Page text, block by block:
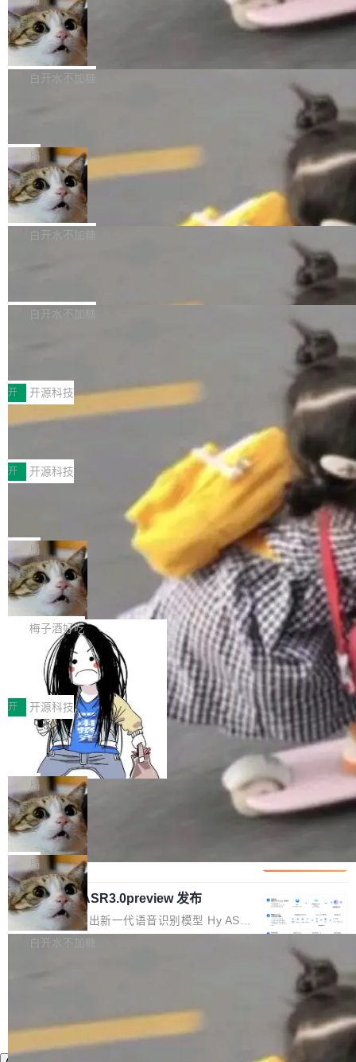
l 迁移或唤醒时，新宿主从 S3 恢复 SQLite 数据
库继续执行。存储库是持久化的唯一真相...
te 17 Pro、OPPO K15，要么是vivo X300 E这
样的次旗舰。 Galaxy Z Fold8 Ultra / Z Fold8 /
Z Flip8三款折叠屏新机均在7月22日发布，且全
部搭载骁龙8 Elite Gen5 for Galaxy，它们本该
本控制系统。目前处于 Early Access 阶段。 De
ltaDB 的核心思路直接写在 landing page 最显
眼的位置：「Software is made between com
mits」——软件是在 commit 之间写出来的。git
是把这段空隙补上。 回退到任何一次编辑：Delt
aDB 捕获 commit 之间的每一次操作，...
SpaceXAI 单季资本开支达 183 亿美元
根据风险投资人Tomer Tunguz 博客（VC 分
析）披露的最新分析与第二季度业绩报告，Spac
微软同期总资本开支的四成。 与亚马逊、Alpha
bet、微软以及 Meta 等传统科技巨头相比，Spa
ceXAI的资金消耗速度尤为引人瞩目。然而，支
撑庞大支出的资金来源却呈现出截然不同的面
貌。数据显示，微软和 Meta 主要依托充沛的经
白开水不加糖
一个在终端里运行的编程 agent；Muse Spark
1.2，驱动这个 agent 的新模型。一句话概括：
你可以用 curl -fsSL https://dev.meta.ai/install.
sh | bash 安装一个能在大项目里自动规划、写
代码、验证结果的 AI 终端工具。 据介绍，Muse
个主 agent 循环，外加一组后台 agent。这些后
局
美团开源 LoHoSearch，用知识图谱校
准 AI 能力认知
机器出题的前提，是让机器拥有全局视野。整个
构建流程可以分为四个环节：建图 → 控制难度
白开水不加糖
库，并将作为transport接入Mooncake TENT。
MPComm将作为一种传输引擎接入Mooncake T
ENT，实现零拷贝传输性能提升30%、非零拷贝
传输性能最高提升5倍。UCL-MPComm底层基
于自研UCL-Engine通信引擎，后续腾讯网平将
持续开源更多基于UCL-Engine的高性能通信组
件。 腾讯网平团队在UCL-MPComm中实现了一
个独立于业务线程的全局通信引擎（Engine），
白开水不加糖
型案例入选名单》，深信服“面向企业研发场景的
开源 AI 编程平台 CoStrict 应用”凭借卓越的技术
创新与落地成效成功入选。 全链路私有化部署，
助力企业AI研发安全落地 当前，越来越多企业已
经开始引入 AI Coding 工具，通过调用公有云模
型或企业内部部署模型提升研发效率。但随着 AI
Coding 从个人辅助工具逐步走向团队级、组织
级应用，企业在规模化落地过程中，对安全性、
可控性和代码质量提出了更高要求。 首先是数据
安全与合规要求。对于大多数普通研发场景，公
有云模型能够满足快速试用和效率提升的需求。
但对于金融、能源、医疗等对数据安全要求较...
开 开源科技
深信服AI算力网关入选工信部人工智能
前不久，工业和信息化部正式发布《2025年人工
智能应用典型案例名单》，集中展示人工智能在
各领域的应用成果，覆盖技术底座、行业赋能、
产品应用、支撑保障、专题等五大方向。深信服
AI算力网关（AI创新平台）成功入选！ 随着各行
各业的Agent走向规模化建设，算力构成形态逐
渐丰富，用户关注的重点也在发生变化：不只是
让AI用起来，还要进一步看清混合算力时代下，
Token花在哪里、算力是否被充分利用，以及持
续增长的AI成本该如何优化。 深信服AI算力网关
正是围绕这些实际问题，从Token治理和成本治
理两个方面，让用户的每一份算力都看得清、管
得住、用得稳、省得下、更安全！ 一、从现在开
始，Token使用一目...
开 开源科技
Jeff Dean 离开 Google：一个时代的结
束，一个实验室的开始
Google 员工编号 20。MapReduce 作者之一。
Bigtable 作者之一。TensorFlow 的作者之一。
Gemini 的架构师。Google 首席科学家。 Jeff D
ean 在 Google 工作了 27 年后，宣布离职。 他
不是一个人走。一同离开的还有 Sanjay Ghema
wat（Google 员工编号 23，Jeff Dean 二十多
年的编程搭档，MapReduce 和 Bigtable 的共同
作者）、Quoc Le（Google 大脑核心成员，Se
q2Seq 和 DocAI 的共同发明人）以及 Oriol Vin
yals（Gemini 联合负责人，AlphaSta...
局
🔥 SolonCode v2026.8.4 发布：界面
字体可调、22 种语言、记忆搜索增强
打开终端就能上岗的全中文编码智能体，这一轮
把「看得清、用母语、记得住」三件事一次补
齐。 SolonCode 是什么 SolonCode 是杭州无
耳科技研发的企业级终端编码智能体——一位全
中文驱动的数字员工，自主理解需求、规划步
骤、编写代码。不挑模型、不挑平台，curl 一行
装完即用。 开源地址：Gitee · GitCode · GitHu
b 安装 支持 Java 8+（8~26）、macOS / Linu
x / Windows / Harmony PC。 # macOS / Linu
x / Harmony PC curl -fsSL https://solon.noea
r.org/solon...
梅子酒好吃
让“代码语义理解”深度释放AI Coding
价值潜能：华为云码道（CodeArts）
代码仓技术解析
一、代码仓深度理解技术的作用与价值 在软件工
程实践中，代码仓是企业核心知识资产的主要载
体。企业级代码仓库通常包含数十万乃至数百万
个文件，其规模远超单次模型调用可承载的上下
文窗口。随着项目规模的持续扩张与代码历史的
不断累积，代码仓中的模块关系、接口契约、业
务逻辑等关键信息往往分散于数十乃至数百个文
件之中，形成高度复杂的知识关联网络。传统的
代码检索手段（如关键词匹配、目录遍历）仅能
在语法层面完成文本定位，难以触及代码的语义
内涵与结构关联，导致开发者使用代码智能体在
理解大规模代码仓时面临显著"代码仓理解"瓶
颈。 代码仓深度理解服务（以下简称" CodeBas
e深度理解服务"）是华为云码道（CodeA...
开 开源科技
一条“删库”命令跑 17 小时，算法工程
师删光 89TB 数据只为干私活
最高人民检察院8月4日公布了一起案件：北京一
名90后算法工程师王某，为了给自己接的私活腾
服务器空间，删光了公司AI游戏部门的全部核心
数据。 王某2024年1月入职东城区某科技公司AI
短剧部门，有互联网大厂背景。在公司内部架构
调整期间，部门三次通知全员将数据从A集群迁
移到B集群，王某都回复了"收到"。 他没有迁移
数据。2024年9月3日下午4点，他使用此前登录
的账号密码进入A集群，输入了一条被程序员圈
称为"删库跑路"的命令——最高管理员权限、无
局
Cloudflare 分享推理优化实践：KV ca
che 量化 + 权重压缩，吞吐量提升 4
1%，成本降 30%
Kimi 和 GLM 是当前最强的大模型系列之一，但
它们有一个共同的问题：太吃显存了。月之暗面
的 Kimi K 系列和智谱的 GLM 都是长上下文、M
oE 架构的大模型，好用到让人上瘾，但 GPU 显
存永远不够用。 Cloudflare 的 Workers AI 团队
一直在跑这些模型的推理。他们在官方博客上发
整性保护。效果是：吞吐量提升 41%，每 token
成本降低 30%，精度不变。 FP8 省的不仅是显
存 KV cache 是推理时最吃显...
局
腾讯混元 Hy ASR3.0preview 发布
腾讯混元正式推出新一代语音识别模型 Hy ASR
3.0preview。基于最新一代大语言模型 Hy3 的
让语音识别不再只是听清，而是真正听懂。通过
先理解你的语境和意图，再把准确的文字直接给
到你。从“逐字转写、单点优化”演进为“理解语
白开水不加糖